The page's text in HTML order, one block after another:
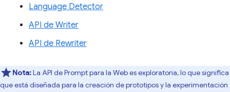
Language Detector
API de Writer
API de Rewriter
Nota:La API de Prompt para la Web es exploratoria, lo que significa
que está diseñada para la creación de prototipos y la experimentación